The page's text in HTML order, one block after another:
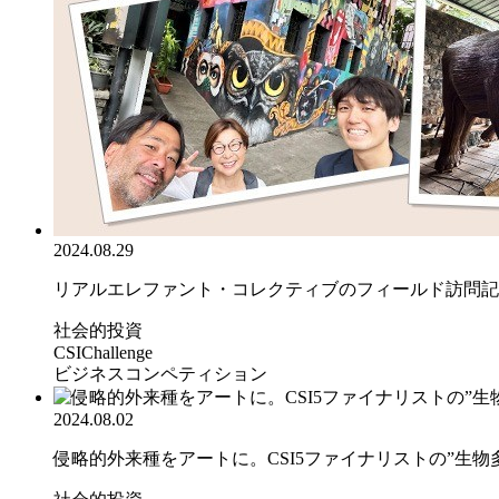
2024.08.29
リアルエレファント・コレクティブのフィールド訪問記
社会的投資
CSIChallenge
ビジネスコンペティション
2024.08.02
侵略的外来種をアートに。CSI5ファイナリストの”生物